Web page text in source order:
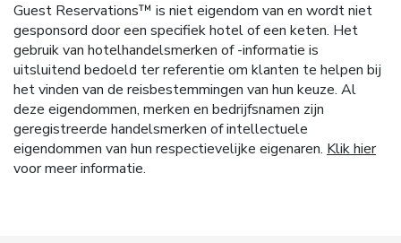
Guest Reservations™ is niet eigendom van en wordt niet
gesponsord door een specifiek hotel of een keten. Het
gebruik van hotelhandelsmerken of -informatie is
uitsluitend bedoeld ter referentie om klanten te helpen bij
het vinden van de reisbestemmingen van hun keuze. Al
deze eigendommen, merken en bedrijfsnamen zijn
geregistreerde handelsmerken of intellectuele
eigendommen van hun respectievelijke eigenaren. Klik hier
voor meer informatie.